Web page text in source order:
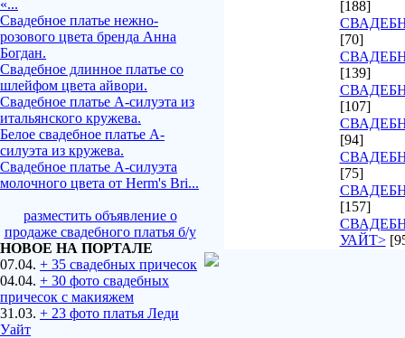
«...
Свадебное платье нежно-
розового цвета бренда Анна
Богдан.
Свадебное длинное платье со
шлейфом цвета айвори.
Свадебное платье А-силуэта из
итальянского кружева.
Белое свадебное платье А-
силуэта из кружева.
Свадебное платье А-силуэта
молочного цвета от Herm's Bri...
разместить объявление о
продаже свадебного платья б/у
НОВОЕ НА ПОРТАЛЕ
07.04. + 35 свадебных причесок
04.04. + 30 фото свадебных
причесок с макияжем
31.03. + 23 фото платья Леди
Уайт
[188]
[70]
[139]
[107]
[94]
[75]
[157]
УАЙТ>